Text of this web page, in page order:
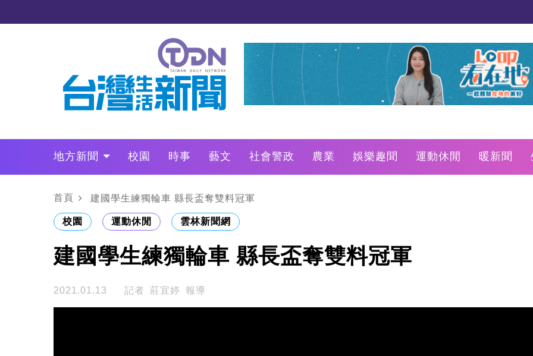
地方新聞 校園 時事 藝文 社會警政 農業 娛樂趣聞 運動休閒 暖新聞
政治
財經 LO叩敲敲門
首頁 建國學生練獨輪車 縣長盃奪雙料冠軍
校園 運動休閒 雲林新聞網
建國學生練獨輪車 縣長盃奪雙料冠軍
2021.01.13 記者 莊宜婷 報導